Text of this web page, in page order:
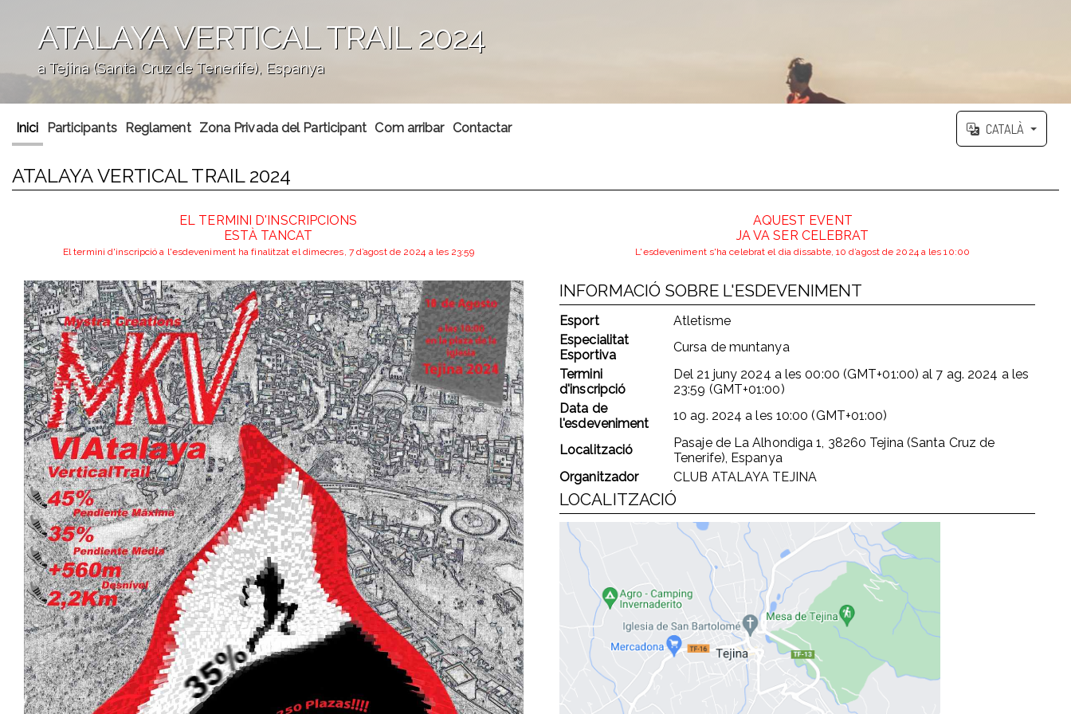
ATALAYA VERTICAL TRAIL 2024
a Tejina (Santa Cruz de Tenerife), Espanya
Inici Participants Reglament Zona Privada del Participant Com arribar Contactar CATALÀ
ATALAYA VERTICAL TRAIL 2024
EL TERMINI D'INSCRIPCIONS
ESTÀ TANCAT
El termini d'inscripció a l'esdeveniment ha finalitzat el dimecres, 7 d’agost de 2024 a les 23:59
AQUEST EVENT
JA VA SER CELEBRAT
L'esdeveniment s'ha celebrat el dia dissabte, 10 d’agost de 2024 a les 10:00
INFORMACIÓ SOBRE L'ESDEVENIMENT
Esport
Atletisme
Especialitat
Esportiva
Cursa de muntanya
Termini
d'inscripció
Del 21 juny 2024 a les00:00 (GMT+01:00) al 7 ag. 2024 a les
23:59 (GMT+01:00)
Data de
l'esdeveniment
10 ag. 2024 a les 10:00 (GMT+01:00)
Localització
Pasaje de La Alhondiga 1, 38260 Tejina (Santa Cruz de
Tenerife), Espanya
Organitzador
CLUB ATALAYA TEJINA
LOCALITZACIÓ